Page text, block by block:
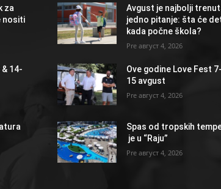
za
nositi
14-
Avgust je najbolji
jedno pitanje: šta će
kada počne škola?
август 4, 2026
Ove godine Love Fest
15 avgust
август 4, 2026
Spas od tropskih
je u “Raju”
август 4, 2026